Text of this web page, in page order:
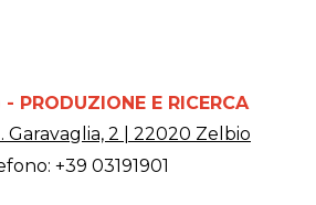
PRODUZIONE E RICERCA
Garavaglia, 2 | 22020 Zelbio
+39 03191901